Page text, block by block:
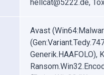
hellcat@5222.de,
Avast
Generik.HAAFOLO),